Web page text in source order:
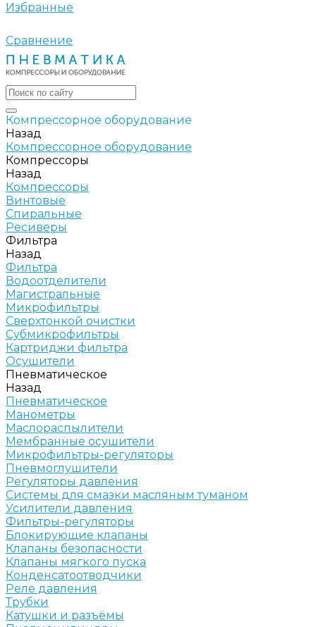
Избранные
Сравнение
Компрессорное оборудование
Назад
Компрессорное оборудование
Компрессоры
Назад
Компрессоры
Винтовые
Спиральные
Ресиверы
Фильтра
Назад
Фильтра
Водоотделители
Магистральные
Микрофильтры
Сверхтонкой очистки
Субмикрофильтры
Картриджи фильтра
Осушители
Пневматическое
Назад
Пневматическое
Манометры
Маслораспылители
Мембранные осушители
Микрофильтры-регуляторы
Пневмоглушители
Регуляторы давления
Системы для смазки масляным туманом
Усилители давления
Фильтры-регуляторы
Блокирующие клапаны
Клапаны безопасности
Клапаны мягкого пуска
Конденсатоотводчики
Реле давления
Трубки
Катушки и разъёмы